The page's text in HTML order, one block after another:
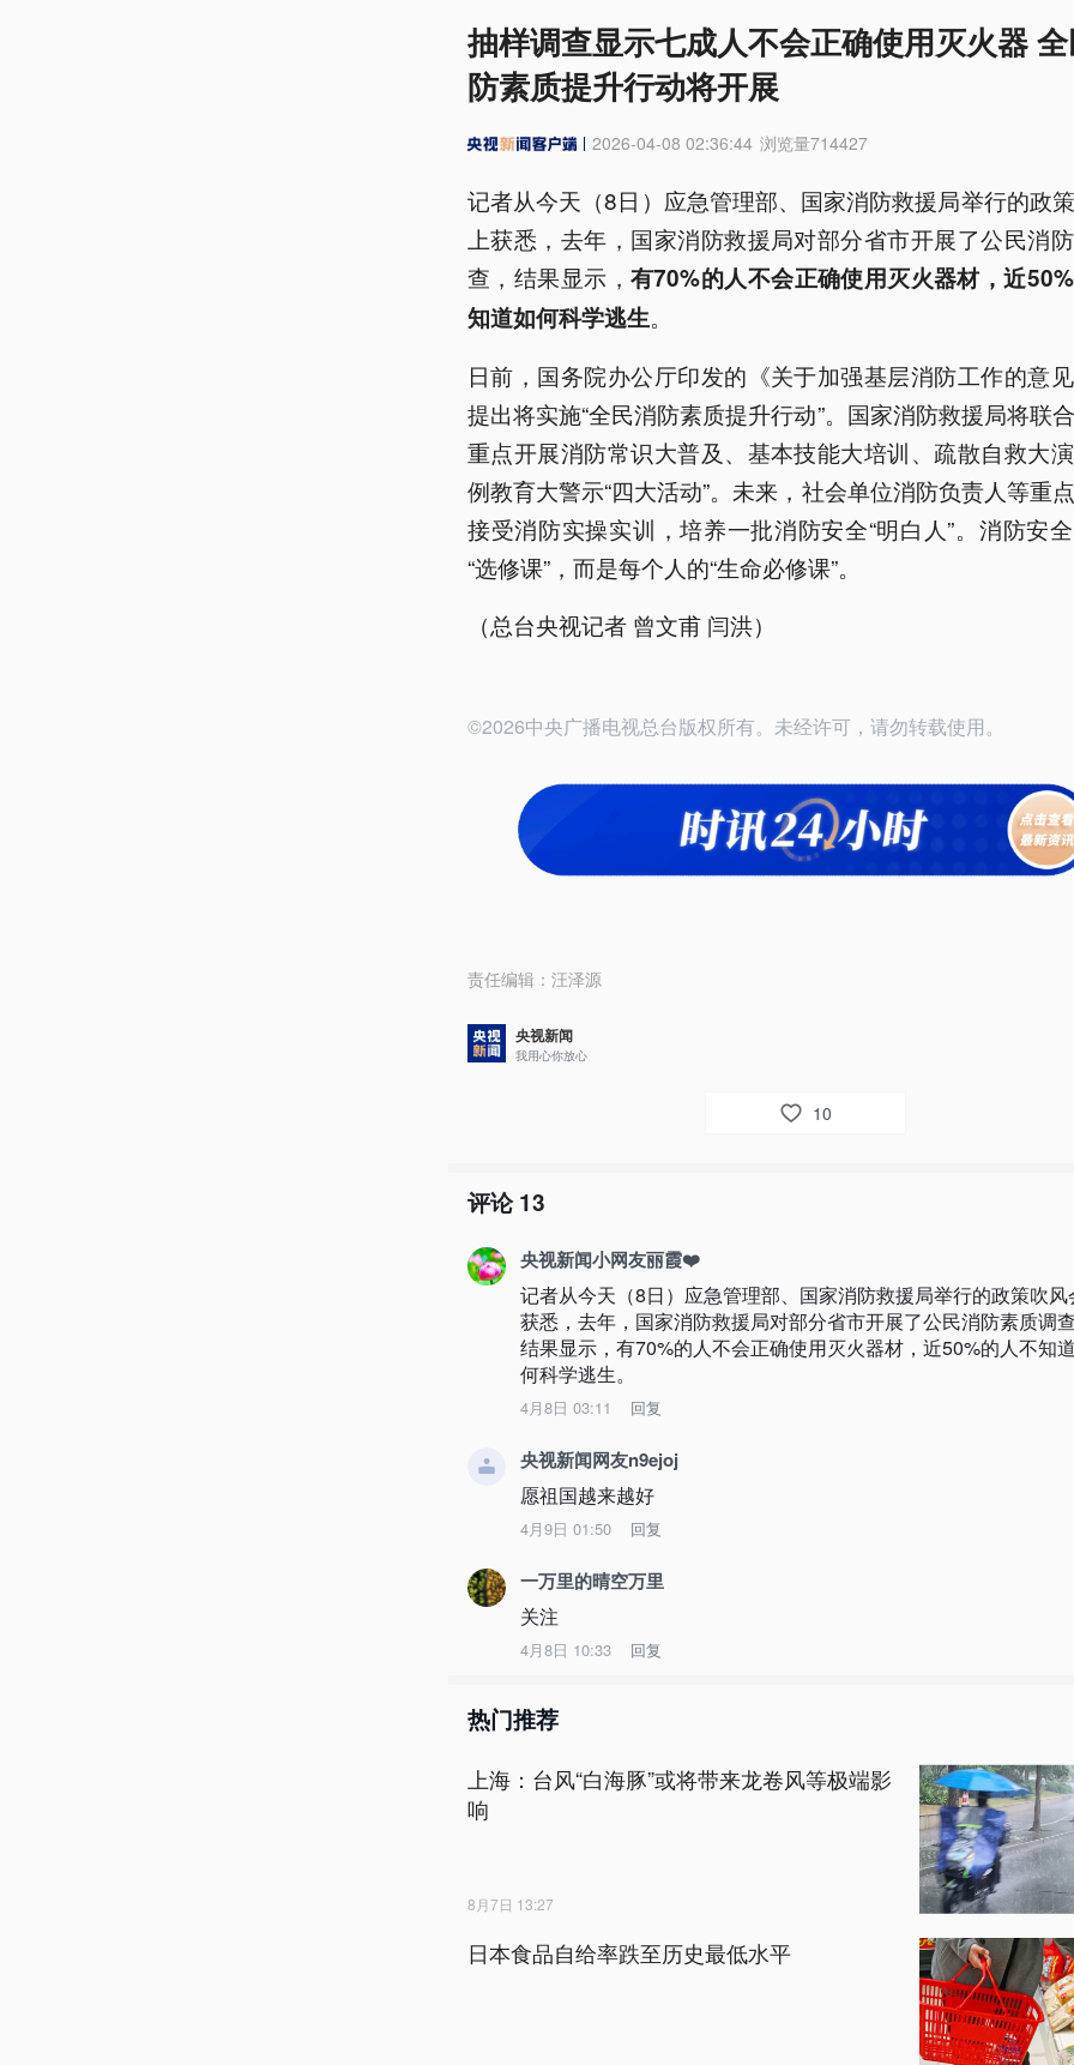
抽样调查显示七成人不会正确使用灭火器
防素质提升行动将开展
2026-04-08 02:36:44 浏览量714427
记者从今天（8日）应急管理部、国家消防救援局举行的政
上获悉，去年，国家消防救援局对部分省市开展了公民消
查，结果显示， 有70%的人不会正确使用灭火器材，近
知道如何科学逃生。
日前，国务院办公厅印发的《关于加强基层消防工作的意
提出将实施“全民消防素质提升行动”。国家消防救援局将联
重点开展消防常识大普及、基本技能大培训、疏散自救大
例教育大警示“四大活动”。未来，社会单位消防负责人等重
接受消防实操实训，培养一批消防安全“明白人”。消防安
“选修课”，而是每个人的“生命必修课”。
（总台央视记者 曾文甫 闫洪）
©2026中央广播电视总台版权所有。未经许可，请勿转载使用。
责任编辑： 汪泽源
央视新闻
我用心你放心
10
评论13
央视新闻小网友丽霞❤️
记者从今天（8日）应急管理部、国家消防救援局举行的政策吹风
获悉，去年，国家消防救援局对部分省市开展了公民消防素质调查
结果显示，有70%的人不会正确使用灭火器材，近50%的人不知
何科学逃生。
4月8日 03:11 回复
央视新闻网友n9ejoj
愿祖国越来越好
4月9日 01:50 回复
一万里的晴空万里
关注
4月8日 10:33 回复
热门推荐
上海：台风“白海豚”或将带来龙卷风等极端影
响
8月7日 13:27
日本食品自给率跌至历史最低水平